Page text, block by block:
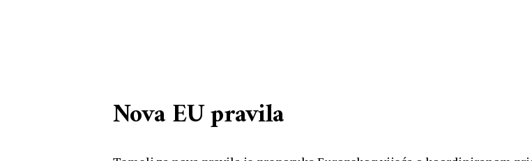
Nova EU pravila